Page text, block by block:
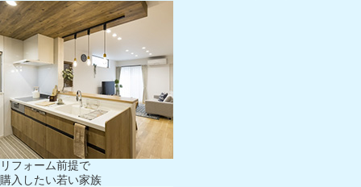
リフォーム前提で
購入したい若い家族